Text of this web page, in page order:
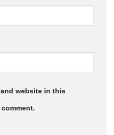
and website in this